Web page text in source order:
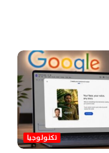
تكنولوجيا